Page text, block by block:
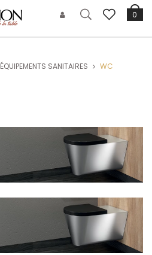
0
ÉQUIPEMENTS SANITAIRES WC